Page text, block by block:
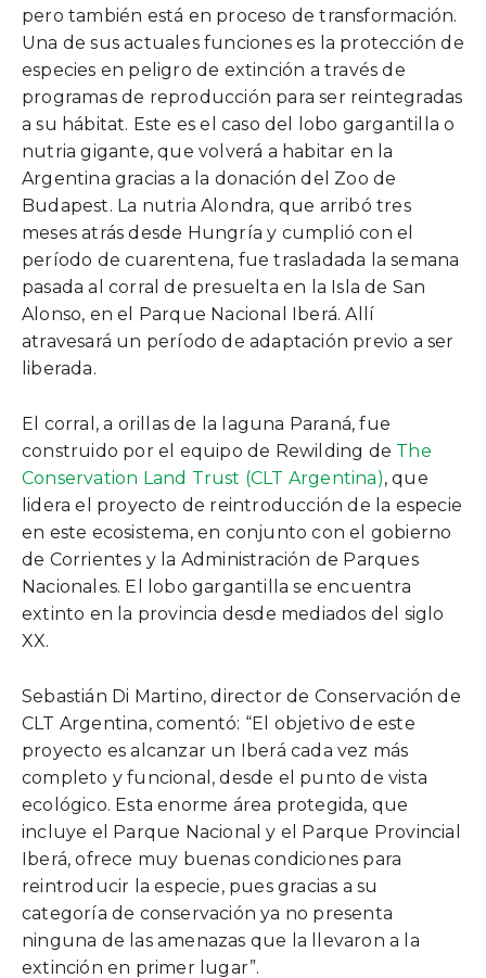
pero también está en proceso de transformación.
Una de sus actuales funciones es la protección de
especies en peligro de extinción a través de
programas de reproducción para ser reintegradas
a su hábitat. Este es el caso del lobo gargantilla o
nutria gigante, que volverá a habitar en la
Argentina gracias a la donación del Zoo de
Budapest. La nutria Alondra, que arribó tres
meses atrás desde Hungría y cumplió con el
período de cuarentena, fue trasladada la semana
pasada al corral de presuelta en la Isla de San
Alonso, en el Parque Nacional Iberá. Allí
atravesará un período de adaptación previo a ser
liberada.
El corral, a orillas de la laguna Paraná, fue
construido por el equipo de Rewilding de The
Conservation Land Trust (CLT Argentina), que
lidera el proyecto de reintroducción de la especie
en este ecosistema, en conjunto con el gobierno
de Corrientes y la Administración de Parques
Nacionales. El lobo gargantilla se encuentra
extinto en la provincia desde mediados del siglo
XX.
Sebastián Di Martino, director de Conservación de
CLT Argentina, comentó: “El objetivo de este
proyecto es alcanzar un Iberá cada vez más
completo y funcional, desde el punto de vista
ecológico. Esta enorme área protegida, que
incluye el Parque Nacional y el Parque Provincial
Iberá, ofrece muy buenas condiciones para
reintroducir la especie, pues gracias a su
categoría de conservación ya no presenta
ninguna de las amenazas que la llevaron a la
extinción en primer lugar”.